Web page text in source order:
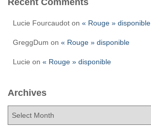
Recent Comments
Lucie Fourcaudot on « Rouge » disponible
GreggDum on « Rouge » disponible
Lucie on « Rouge » disponible
Archives